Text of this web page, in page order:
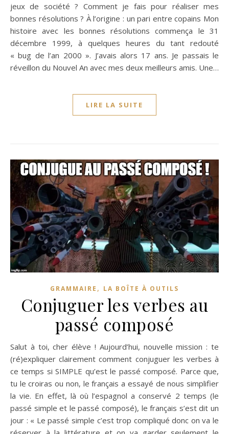
jeux de société ? Comment je fais pour réaliser mes
bonnes résolutions ? À l’origine : un pari entre copains Mon
histoire avec les bonnes résolutions commença le 31
décembre 1999, à quelques heures du tant redouté
« bug de l’an 2000 ». J’avais alors 17 ans. Je passais le
réveillon du Nouvel An avec mes deux meilleurs amis. Une…
LIRE LA SUITE
GRAMMAIRE , LA BOÎTE À OUTILS
Conjuguer les verbes au
passé composé
Salut à toi, cher élève ! Aujourd’hui, nouvelle mission : te
(ré)expliquer clairement comment conjuguer les verbes à
ce temps si SIMPLE qu’est le passé composé. Parce que,
tu le croiras ou non, le français a essayé de nous simplifier
la vie. En effet, là où l’espagnol a conservé 2 temps (le
passé simple et le passé composé), le français s’est dit un
jour : « Le passé simple c’est trop compliqué donc on va le